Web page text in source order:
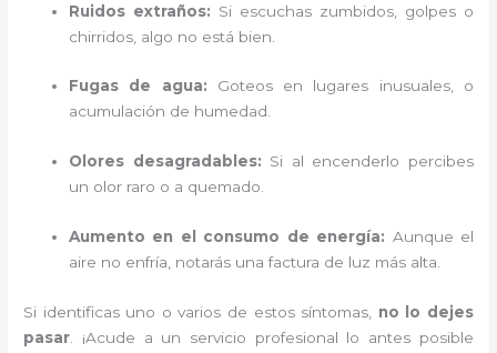
Ruidos extraños: Si escuchas zumbidos, golpes o
chirridos, algo no está bien.
Fugas de agua: Goteos en lugares inusuales, o
acumulación de humedad.
Olores desagradables: Si al encenderlo percibes
un olor raro o a quemado.
Aumento en el consumo de energía: Aunque el
aire no enfría, notarás una factura de luz más alta.
Si identificas uno o varios de estos síntomas, no lo dejes
pasar . ¡Acude a un servicio profesional lo antes posible